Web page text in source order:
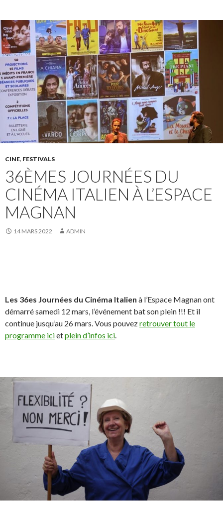
CINE, FESTIVALS
36ÈMES JOURNÉES DU
CINÉMA ITALIEN À L’ESPACE
MAGNAN
14 MARS 2022 ADMIN
Les 36es Journées du Cinéma Italien à l’Espace Magnan ont
démarré samedi 12 mars, l’événement bat son plein !!! Et il
continue jusqu’au 26 mars. Vous pouvezretrouver tout le
programme icietplein d’infos ici.